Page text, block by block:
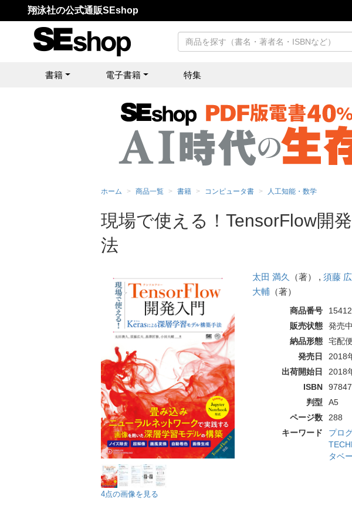
翔泳社の公式通販SEshop
書籍 電子書籍 特集
ホーム 商品一覧 書籍 コンピュータ書 人工知能・数学
現場で使える！TensorFlow開
法
4点の画像を見る
太田 満久 （著） , 須藤
大輔（著）
商品番号
販売状態
発売中
納品形態
宅配
発売日
2018
出荷開始日
2018
ISBN
判型
A5
ページ数
288
キーワード
プロ
タベ